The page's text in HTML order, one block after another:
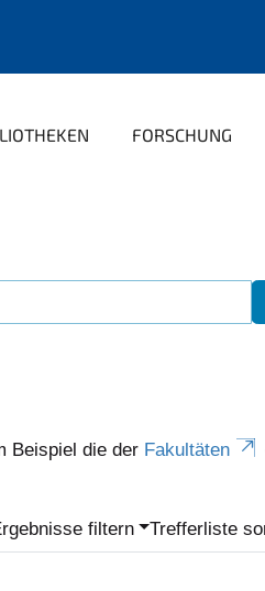
FORSCHUNG
Beispiel die der Fakultäten
filtern Trefferliste